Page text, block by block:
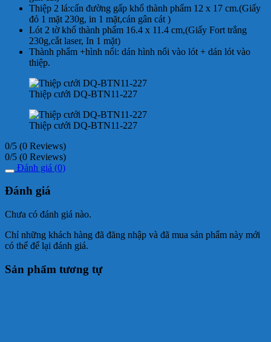
Thiệp 2 lá:cấn đường gấp khổ thành phẩm 12 x 17 cm.(Giấy
đỏ 1 mặt 230g, in 1 mặt,cán gân cát )
Lót 2 tờ khổ thành phẩm 16.4 x 11.4 cm,(Giấy Fort trắng
230g,cắt laser, In 1 mặt)
Thành phẩm +hình nổi: dán hình nổi vào lót + dán lót vào
thiệp.
Thiệp cưới DQ-BTN11-227
Thiệp cưới DQ-BTN11-227
0/5 (0 Reviews)
0/5 (0 Reviews)
Đánh giá (0)
Đánh giá
Chưa có đánh giá nào.
Chỉ những khách hàng đã đăng nhập và đã mua sản phẩm này mới
có thể để lại đánh giá.
Sản phẩm tương tự